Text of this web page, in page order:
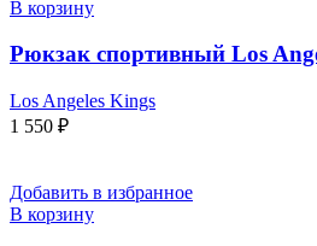
В корзину
Рюкзак спортивный Los
Los Angeles Kings
1 550 ₽
Добавить в избранное
В корзину